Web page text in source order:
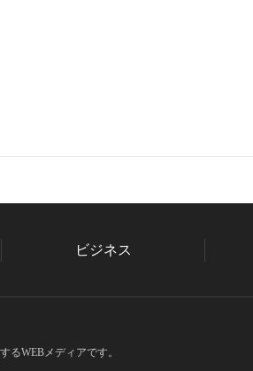
ビジネス
るWEBメディアです。